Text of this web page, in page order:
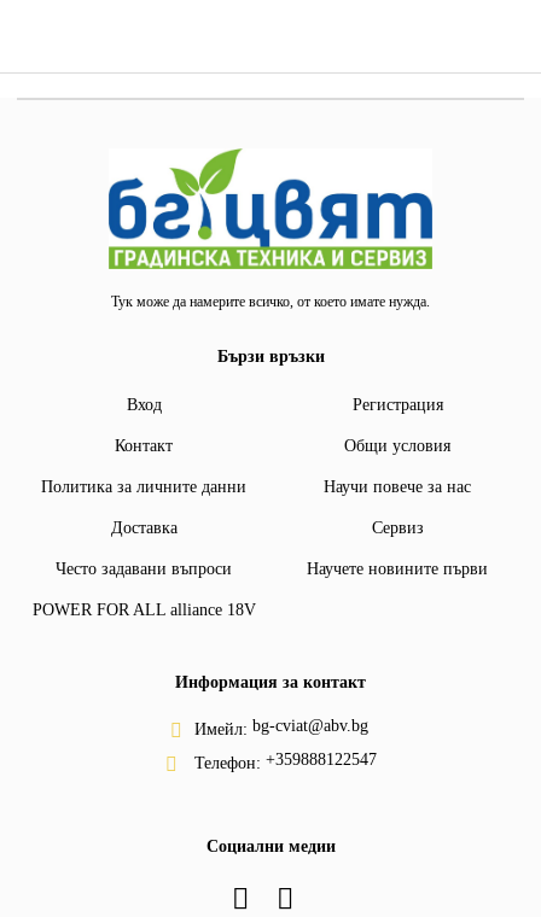
Тук може да намерите всичко, от което имате нужда.
Бързи връзки
Вход Регистрация
Контакт Общи условия
Политика за личните данни Научи повече за нас
Доставка Сервиз
Често задавани въпроси Научете новините първи
POWER FOR ALL alliance 18V
Информация за контакт
Имейл: bg-cviat@abv.bg
Телефон: +359888122547
Социални медии